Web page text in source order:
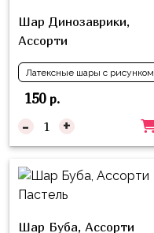
Шар Динозаврики,
Ассорти
Латексные шары с рисунком
150р.
- +
Шар Буба, Ассорти
праздника
Сервировка
Свечи
Бумажный
декор
Колпачки,
ободки
Гудки
Для
Дедушки
Тропики
Гарри
Поттер
Космос